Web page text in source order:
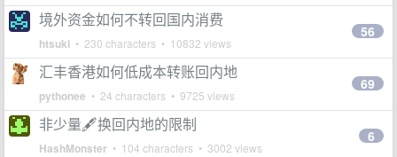
境外资金如何不转回国内消费
htsuki • 230 characters • 10832 views
56
汇丰香港如何低成本转账回内地
pythonee • 24 characters • 9725 views
69
非少量🖋换回内地的限制
HashMonster • 104 characters • 3002 views
6